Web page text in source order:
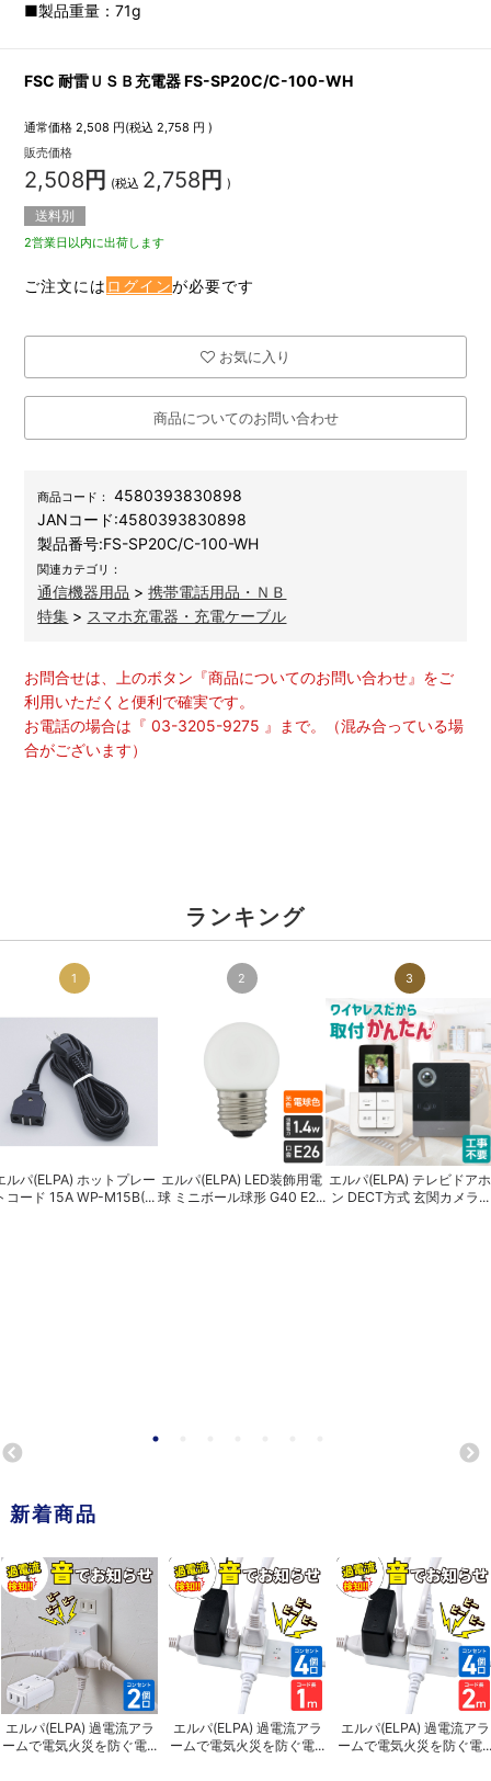
■製品重量：71g
FSC 耐雷ＵＳＢ充電器 FS-SP20C/C-100-WH
通常価格 2,508 円(税込 2,758 円 )
販売価格
2,508 円 (税込 2,758 円 )
送料別
2営業日以内に出荷します
ご注文には ログインが必要です
お気に入り
商品についてのお問い合わせ
商品コード：
4580393830898
JANコード:4580393830898
製品番号:FS-SP20C/C-100-WH
関連カテゴリ：
通信機器用品 >携帯電話用品・ＮＢ
特集 > スマホ充電器・充電ケーブル
お問合せは、上のボタン『商品についてのお問い合わせ』をご
利用いただくと便利で確実です。
お電話の場合は『 03-3205-9275 』まで。（混み合っている場
合がございます）
ランキング
1
ルパ(ELPA) ホットプレー
コード 15A WP-M15B(...
2
エルパ(ELPA) LED装飾用電
球 ミニボール球形 G40 E2...
3
エルパ(ELPA) テレビドアホ
ン DECT方式 玄関カメラ...
新着商品
エルパ(ELPA) 過電流アラ
ームで電気火災を防ぐ電...
エルパ(ELPA) 過電流アラ
ームで電気火災を防ぐ電...
エルパ(ELPA) 過電流アラ
ームで電気火災を防ぐ電